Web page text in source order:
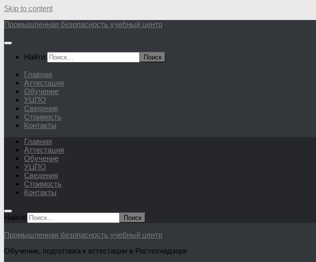
Skip to content
Промышленная безопасность учебный центр
Найти:
Главная
Аттестация
Обучение
УЦПО
Сведения
Стоимость
Контакты
Главная
Аттестация
Обучение
УЦПО
Сведения
Стоимость
Контакты
Найти:
Промышленная безопасность учебный центр
Обучение, подготовка к аттестации в Ростехнадзоре